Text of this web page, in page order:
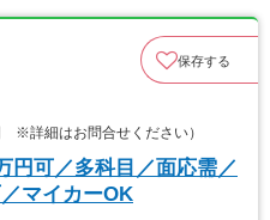
保存する
※詳細はお問合せください）
円可／多科目／面応需／
マイカーOK